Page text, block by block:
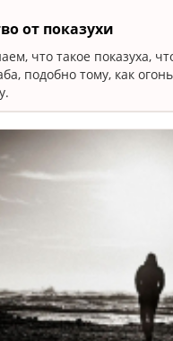
от показухи
что такое показуха,
подобно тому, как